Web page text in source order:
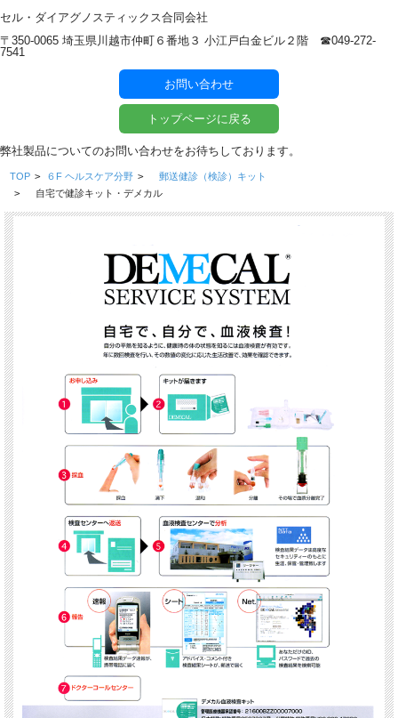
セル・ダイアグノスティックス合同会社
〒350-0065 埼玉県川越市仲町６番地３ 小江戸白金ビル２階 ☎︎049-272-
7541
お問い合わせ
トップページに戻る
弊社製品についてのお問い合わせをお待ちしております。
TOP > ６F ヘルスケア分野 > 郵送健診（検診）キット
> 自宅で健診キット・デメカル